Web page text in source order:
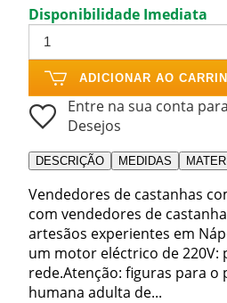
Disponibilidade Imediata
ADICIONAR AO
Entre na sua conta
Desejos
DESCRIÇÃO MEDIDAS
Vendedores de castanhas
com vendedores de
artesãos experientes em
um motor eléctrico de 220V:
rede.Atenção: figuras para
humana adulta de...